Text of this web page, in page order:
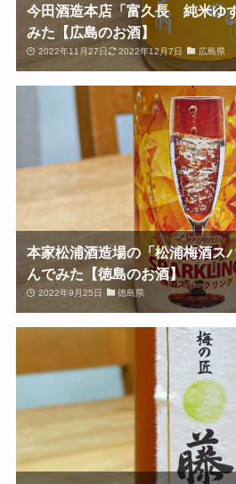
今田酒造本店「富久長 純米ゆ
みた【広島のお酒】
2022年11月27日 2022年12月7日 広島県
本家松浦酒造場の「松浦梅酒ス
んでみた【徳島のお酒】
2022年9月25日 徳島県